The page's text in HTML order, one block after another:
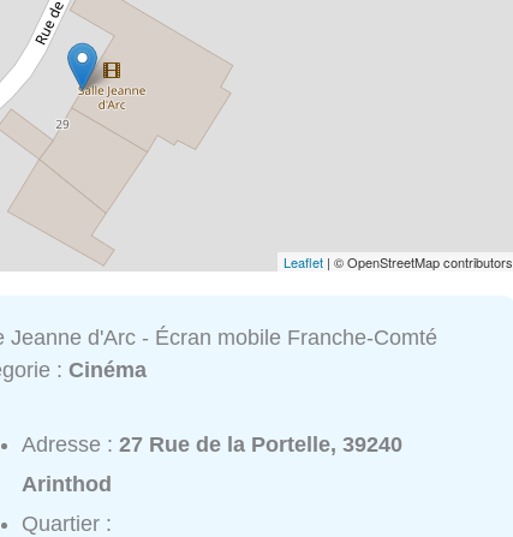
Leaflet | © OpenStreetMap contributors
Jeanne d'Arc - Écran mobile Franche-Comté
:Cinéma
Adresse :27 Rue de la Portelle, 39240
Arinthod
Quartier :